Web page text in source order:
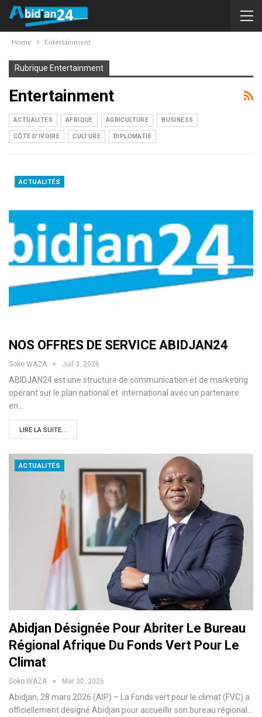
Home Entertainment
Rubrique Entertainment
Entertainment
ACTUALITÉS AFRIQUE AGRICULTURE BUSINESS
CÔTE D'IVOIRE CULTURE DIPLOMATIE
ACTUALITÉS
NOS OFFRES DE SERVICE ABIDJAN24
Soko WAZA Juil 3, 2026
ABIDJAN24 est une structure de communication et de marketing
opérant sur le plan national et international avec un partenaire
en…
LIRE LA SUITE...
ACTUALITÉS
Abidjan Désignée Pour Abriter Le Bureau
Régional Afrique Du Fonds Vert Pour Le
Climat
Soko WAZA Mar 30, 2026
Abidjan, 28 mars 2026 (AIP) – La Fonds vert pour le climat (FVC) a
officiellement désigné Abidjan pour accueillir son bureau régional…